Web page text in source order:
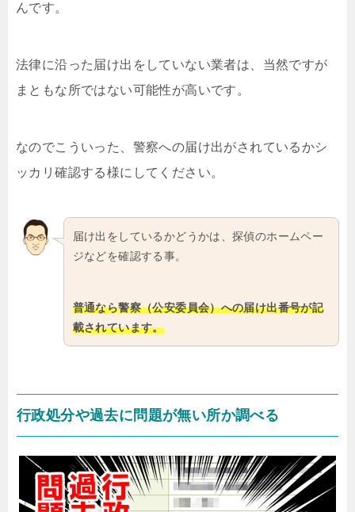
んです。
法律に沿った届け出をしていない業者は、当然ですが
まともな所ではない可能性が高いです。
なのでこういった、警察への届け出がされているかシ
ッカリ確認する様にしてください。
届け出をしているかどうかは、探偵のホームペー
ジなどを確認する事。
普通なら警察（公安委員会）への届け出番号が記
載されています。
行政処分や過去に問題が無い所か調べる